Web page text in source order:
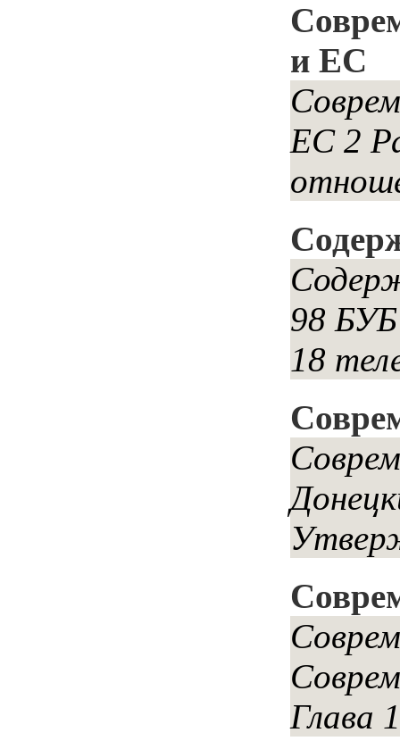
и ЕС
ЕС 2
98 БУБ
18
Глава